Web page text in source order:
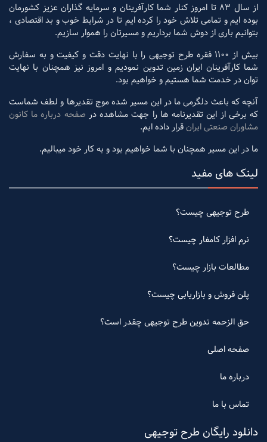
از سال 83 تا امروز کنار شما کارآفرینان و سرمایه گذاران عزیز کشورمان
بوده ایم و تمامی تلاش خود را کرده ایم تا در شرایط خوب و بد اقتصادی ،
بتوانیم باری از دوش شما برداریم و مسیرتان را هموار سازیم.
بیش از 1100 فقره طرح توجیهی را با نهایت دقت و کیفیت و به سفارش
شما کارآفرینان ایران زمین تدوین نمودیم و امروز نیز همچنان با نهایت
توان در خدمت شما هستیم و خواهیم بود.
آنچه که باعث دلگرمی ما در این مسیر شده موج تقدیرها و لطف شماست
که برخی از این تقدیرنامه ها را جهت مشاهده در صفحه درباره ما کانون
مشاوران صنعتی ایرانقرار داده ایم.
ما در این مسیر همچنان با شما خواهیم بود و به کار خود میبالیم.
لینک های مفید
طرح توجیهی چیست؟
نرم افزار کامفار چیست؟
مطالعات بازار چیست؟
پلن فروش و بازاریابی چیست؟
حق الزحمه تدوین طرح توجیهی چقدر است؟
صفحه اصلی
درباره ما
تماس با ما
دانلود رایگان طرح توجیهی